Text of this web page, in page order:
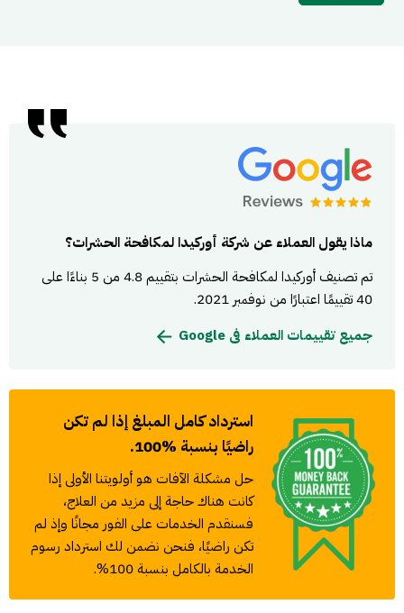
ماذا يقول العملاء عن شركة أوركيدا لمكافحة الحشرات؟
تم تصنيف أوركيدا لمكافحة الحشرات بتقييم 4.8 من 5 بناءًا على
40 تقييمًا اعتبارًا من نوفمبر 2021.
جميع تقييمات العملاء فى Google
استرداد كامل المبلغ إذا لم تكن
راضيًا بنسبة %100.
حل مشكلة الآفات هو أولويتنا الأولى إذا
كانت هناك حاجة إلى مزيد من العلاج،
فسنقدم الخدمات على الفور مجانًا وإذ لم
تكن راضيًا، فنحن نضمن لك استرداد رسوم
الخدمة بالكامل بنسبة 100%.